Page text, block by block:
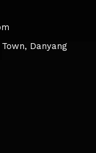
Danyang